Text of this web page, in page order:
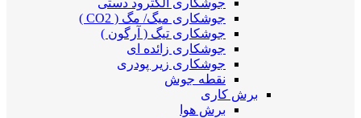
جوشکاری الکترود دستی
جوشکاری میگ/ مگ ( CO2 )
جوشکاری تیگ ( آرگون )
جوشکاری زائده ای
جوشکاری زیر پودری
نقطه جوش
برش کاری
برش هوا